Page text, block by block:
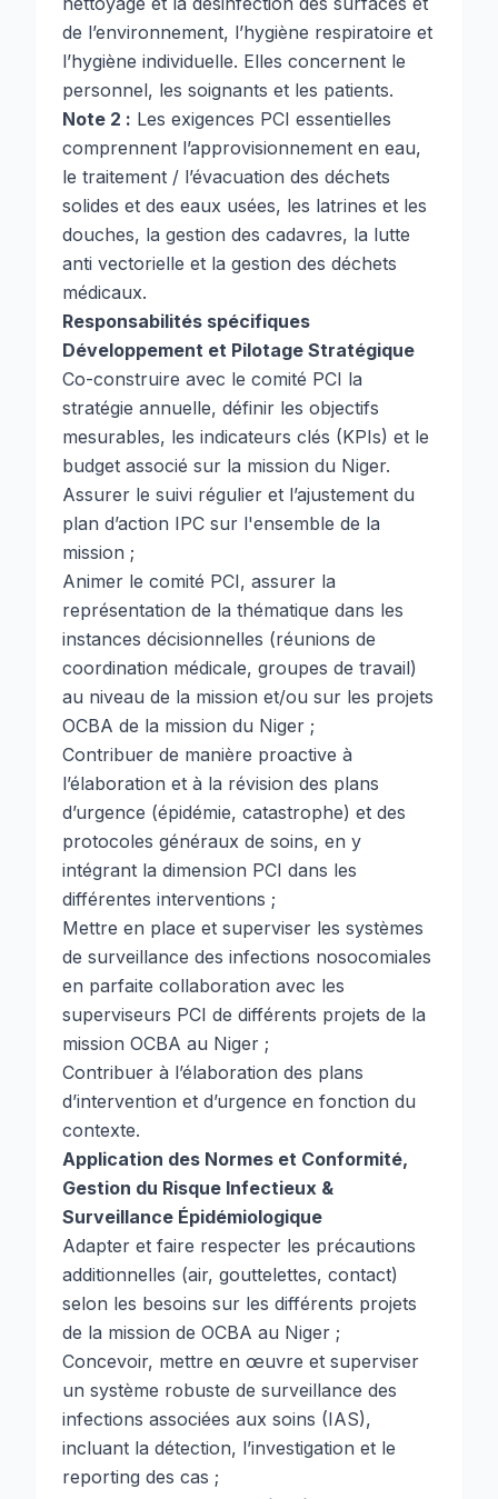
de l’environnement, l’hygiène respiratoire et
l’hygiène individuelle. Elles concernent le
personnel, les soignants et les patients.
Note 2 : Les exigences PCI essentielles
comprennent l’approvisionnement en eau,
le traitement / l’évacuation des déchets
solides et des eaux usées, les latrines et les
douches, la gestion des cadavres, la lutte
anti vectorielle et la gestion des déchets
médicaux.
Responsabilités spécifiques
Développement et Pilotage Stratégique
Co-construire avec le comité PCI la
stratégie annuelle, définir les objectifs
mesurables, les indicateurs clés (KPIs) et le
budget associé sur la mission du Niger.
Assurer le suivi régulier et l’ajustement du
plan d’action IPC sur l'ensemble de la
mission ;
Animer le comité PCI, assurer la
représentation de la thématique dans les
instances décisionnelles (réunions de
coordination médicale, groupes de travail)
au niveau de la mission et/ou sur les projets
OCBA de la mission du Niger ;
Contribuer de manière proactive à
l’élaboration et à la révision des plans
d’urgence (épidémie, catastrophe) et des
protocoles généraux de soins, en y
intégrant la dimension PCI dans les
différentes interventions ;
Mettre en place et superviser les systèmes
de surveillance des infections nosocomiales
en parfaite collaboration avec les
superviseurs PCI de différents projets de la
mission OCBA au Niger ;
Contribuer à l’élaboration des plans
d’intervention et d’urgence en fonction du
contexte.
Application des Normes et Conformité,
Gestion du Risque Infectieux &
Surveillance Épidémiologique
Adapter et faire respecter les précautions
additionnelles (air, gouttelettes, contact)
selon les besoins sur les différents projets
de la mission de OCBA au Niger ;
Concevoir, mettre en œuvre et superviser
un système robuste de surveillance des
infections associées aux soins (IAS),
incluant la détection, l’investigation et le
reporting des cas ;